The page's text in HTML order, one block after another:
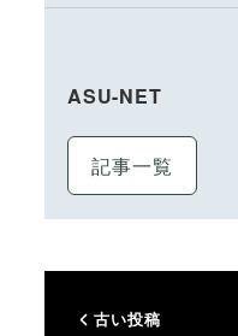
ASU-NET
記事一覧
古い投稿